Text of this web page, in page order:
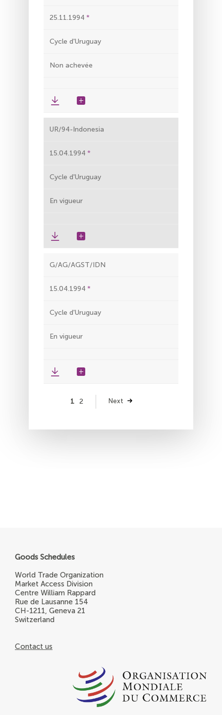
25.11.1994
Cycle d'Uruguay
Non achevée
UR/94-Indonesia
15.04.1994
Cycle d'Uruguay
En vigueur
G/AG/AGST/IDN
15.04.1994
Cycle d'Uruguay
En vigueur
Pagination
Page
1 Page
2
Page
Next
Goods Schedules
World Trade Organization
Market Access Division
Centre William Rappard
Rue de Lausanne 154
CH-1211, Geneva 21
Switzerland
Contact us